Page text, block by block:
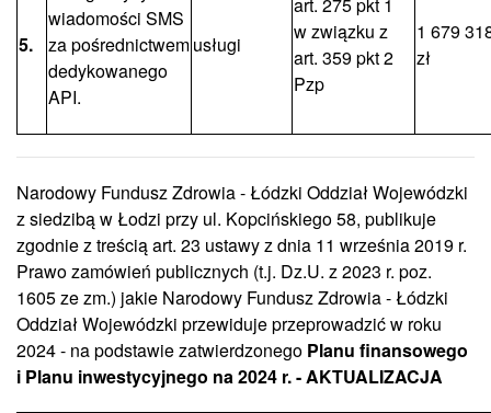
5.
wiadomości SMS
za pośrednictwem
dedykowanego
API.
usługi
w związku z
art. 359 pkt 2
Pzp
1 679
zł
Narodowy Fundusz Zdrowia - Łódzki Oddział Wojewódzki
z siedzibą w Łodzi przy ul. Kopcińskiego 58, publikuje
zgodnie z treścią art. 23 ustawy z dnia 11 września 2019 r.
Prawo zamówień publicznych (t.j. Dz.U. z 2023 r. poz.
1605 ze zm.) jakie Narodowy Fundusz Zdrowia - Łódzki
Oddział Wojewódzki przewiduje przeprowadzić w roku
2024 - na podstawie zatwierdzonego Planu finansowego
i Planu inwestycyjnego na 2024 r. - AKTUALIZACJA